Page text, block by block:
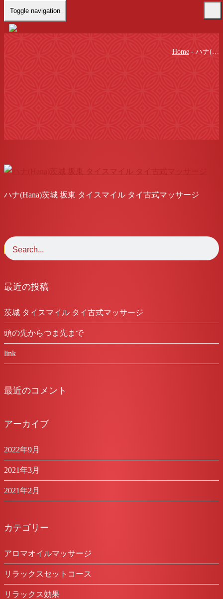
Toggle navigation
Home - ハナ(…
ハナ(Hana)茨城 坂東 タイスマイル タイ古式マッサージ
最近の投稿
茨城 タイスマイル タイ古式マッサージ
頭の先からつま先まで
link
最近のコメント
アーカイブ
2022年9月
2021年3月
2021年2月
カテゴリー
アロマオイルマッサージ
リラックスセットコース
リラックス効果